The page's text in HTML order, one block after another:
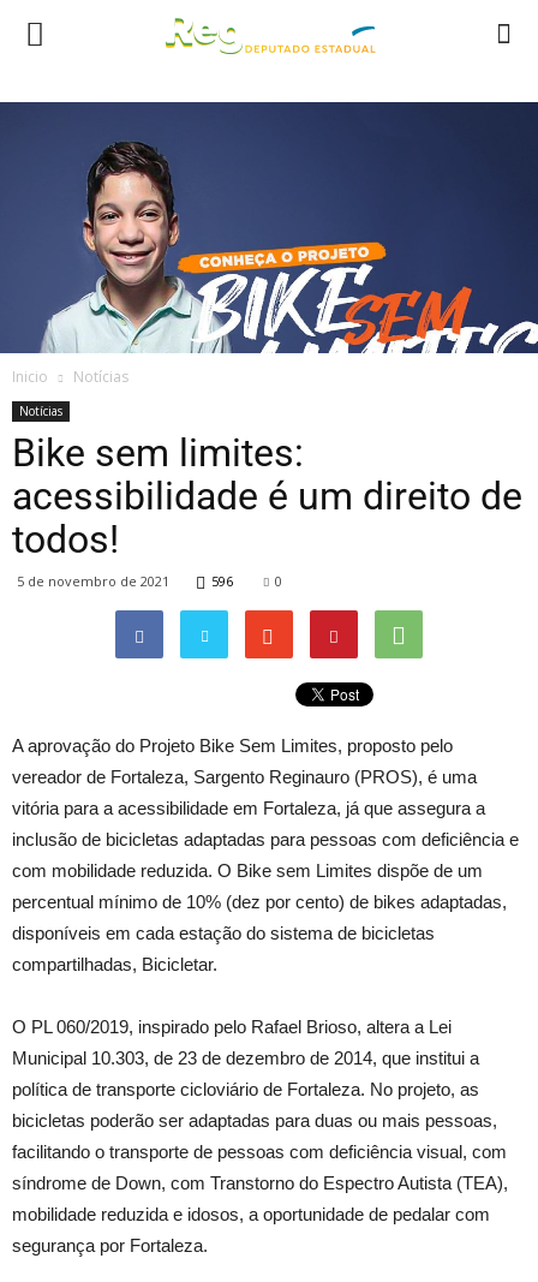
Inicio Notícias
Notícias
Bike sem limites:
acessibilidade é um direito de
todos!
5 de novembro de 2021 596 0
A aprovação do Projeto Bike Sem Limites, proposto pelo
vereador de Fortaleza, Sargento Reginauro (PROS), é uma
vitória para a acessibilidade em Fortaleza, já que assegura a
inclusão de bicicletas adaptadas para pessoas com deficiência e
com mobilidade reduzida. O Bike sem Limites dispõe de um
percentual mínimo de 10% (dez por cento) de bikes adaptadas,
disponíveis em cada estação do sistema de bicicletas
compartilhadas, Bicicletar.
O PL 060/2019, inspirado pelo Rafael Brioso, altera a Lei
Municipal 10.303, de 23 de dezembro de 2014, que institui a
política de transporte cicloviário de Fortaleza. No projeto, as
bicicletas poderão ser adaptadas para duas ou mais pessoas,
facilitando o transporte de pessoas com deficiência visual, com
síndrome de Down, com Transtorno do Espectro Autista (TEA),
mobilidade reduzida e idosos, a oportunidade de pedalar com
segurança por Fortaleza.